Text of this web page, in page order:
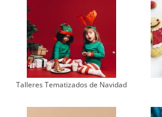
Talleres Tematizados de Navidad